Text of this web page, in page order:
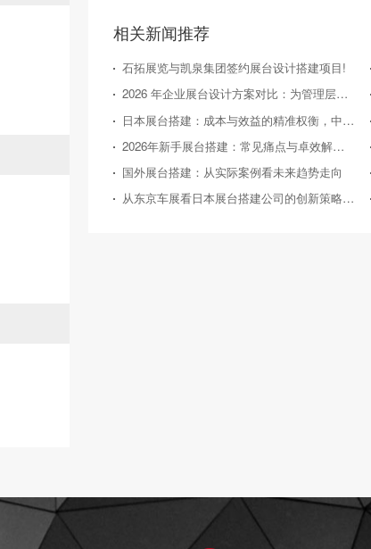
相关新闻推荐
石拓展览与凯泉集团签约展台设计搭建项目!
2026 年企业展台设计方案对比：为管理层提供精准决策参考
日本展台搭建：成本与效益的精准权衡，中小企业的投资指南
2026年新手展台搭建：常见痛点与卓效解决方案
国外展台搭建：从实际案例看未来趋势走向
从东京车展看日本展台搭建公司的创新策略与实践